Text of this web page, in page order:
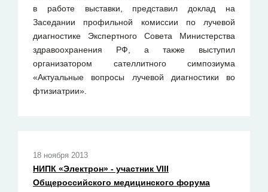
в работе выставки, представил доклад на
Заседании профильной комиссии по лучевой
диагностике Экспертного Совета Министерства
здравоохранения РФ, а также выступил
организатором сателлитного симпозиума
«Актуальные вопросы лучевой диагностики во
фтизиатрии».
18 ноября 2013
НИПК «Электрон» - участник VIII
Общероссийского медицинского форума